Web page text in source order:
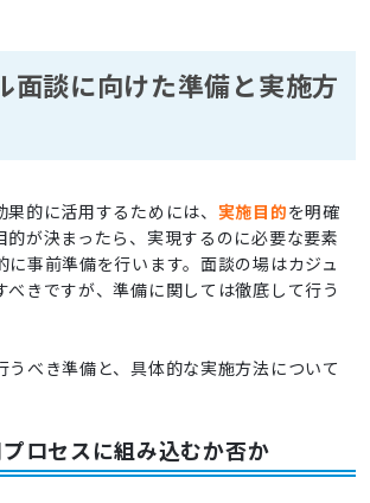
面談に向けた準備と実施方
的に活用するためには、 実施目的を明確
的が決まったら、実現するのに必要な要素
に事前準備を行います。面談の場はカジュ
べきですが、準備に関しては徹底して行う
うべき準備と、具体的な実施方法について
ロセスに組み込むか否か